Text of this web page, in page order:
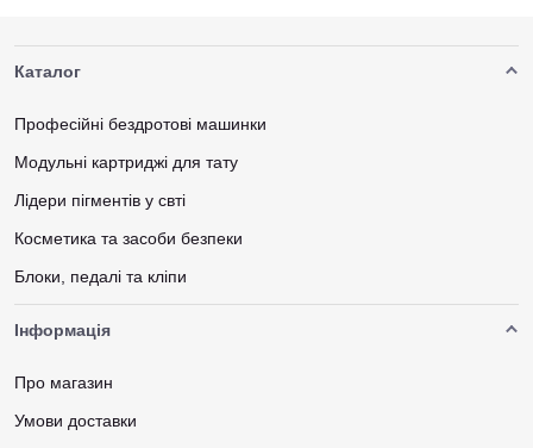
Ідеально підходять для роторних і індукційних машинок.
Безпечне стерильне пакування — кожна голка готова до
визначитися з потрібними параметрами:
Товщина — впливає на щільність лінії.
бажаної товщини.
Тип кріплення —
Каталог
Професійні бездротові машинки
Модульні картриджі для тату
Лідери пігментів у свті
Косметика та засоби безпеки
Блоки, педалі та кліпи
Інформація
Про магазин
Умови доставки